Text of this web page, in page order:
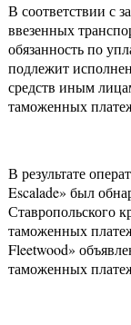
В соответствии с
ввезенных
обязанность по
подлежит
средств иным
таможенных
В результате
Escalade» был
Ставропольского
таможенных
Fleetwood»
таможенных